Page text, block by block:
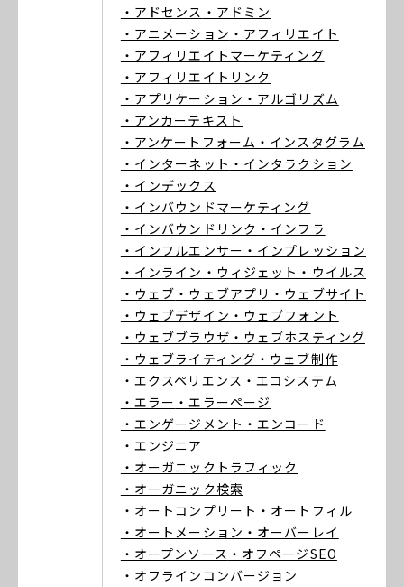
・アドセンス ・アドミン
・アニメーション ・アフィリエイト
・アフィリエイトマーケティング
・アフィリエイトリンク
・アプリケーション ・アルゴリズム
・アンカーテキスト
・アンケートフォーム ・インスタグラム
・インターネット ・インタラクション
・インデックス
・インバウンドマーケティング
・インバウンドリンク ・インフラ
・インフルエンサー ・インプレッション
・インライン ・ウィジェット ・ウイルス
・ウェブ ・ウェブアプリ ・ウェブサイト
・ウェブデザイン ・ウェブフォント
・ウェブブラウザ ・ウェブホスティング
・ウェブライティング ・ウェブ制作
・エクスペリエンス ・エコシステム
・エラー ・エラーページ
・エンゲージメント ・エンコード
・エンジニア
・オーガニックトラフィック
・オーガニック検索
・オートコンプリート ・オートフィル
・オートメーション ・オーバーレイ
・オープンソース ・オフページSEO
・オフラインコンバージョン